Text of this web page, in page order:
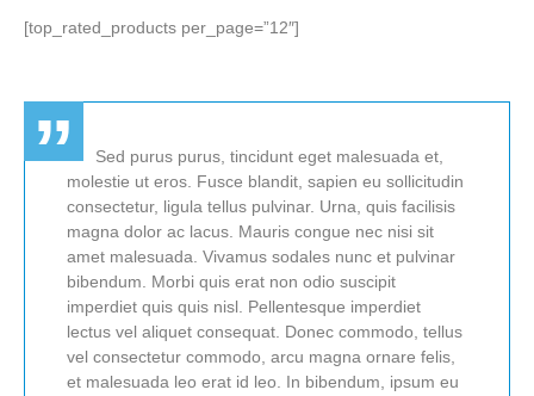
[top_rated_products per_page=”12″]
Sed purus purus, tincidunt eget malesuada et,
molestie ut eros. Fusce blandit, sapien eu sollicitudin
consectetur, ligula tellus pulvinar. Urna, quis facilisis
magna dolor ac lacus. Mauris congue nec nisi sit
amet malesuada. Vivamus sodales nunc et pulvinar
bibendum. Morbi quis erat non odio suscipit
imperdiet quis quis nisl. Pellentesque imperdiet
lectus vel aliquet consequat. Donec commodo, tellus
vel consectetur commodo, arcu magna ornare felis,
et malesuada leo erat id leo. In bibendum, ipsum eu